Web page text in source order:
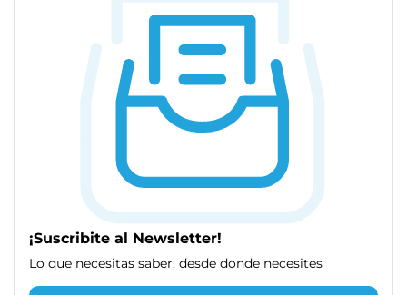
¡Suscribite al Newsletter!
Lo que necesitas saber, desde donde necesites